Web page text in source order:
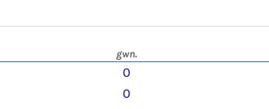
gwn.
0
0